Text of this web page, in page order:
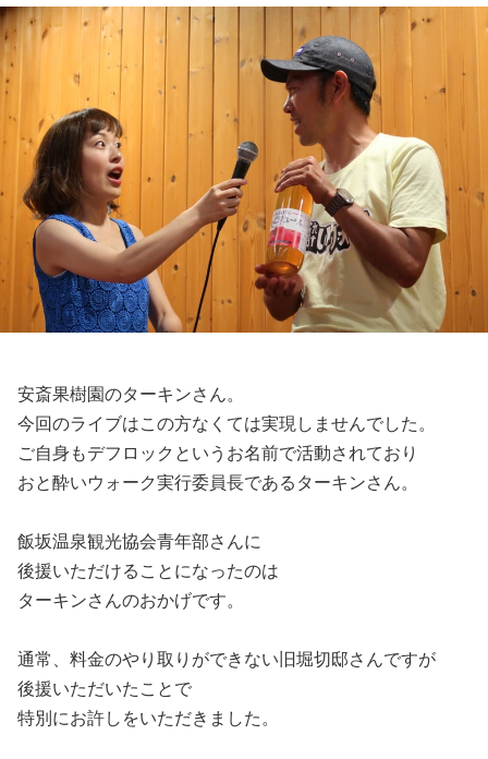
安斎果樹園のターキンさん。
今回のライブはこの方なくては実現しませんでした。
ご自身もデフロックというお名前で活動されており
おと酔いウォーク実行委員長であるターキンさん。
飯坂温泉観光協会青年部さんに
後援いただけることになったのは
ターキンさんのおかげです。
通常、料金のやり取りができない旧堀切邸さんですが
後援いただいたことで
特別にお許しをいただきました。